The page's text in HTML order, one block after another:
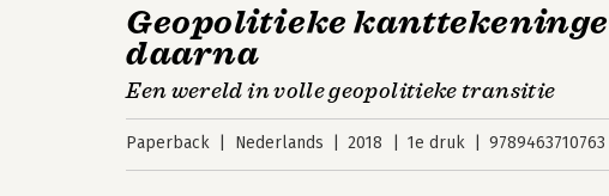
Geopolitieke
daarna
Een wereld in volle geopolitieke transitie
Paperback Nederlands 2018 1e druk 9789463710763